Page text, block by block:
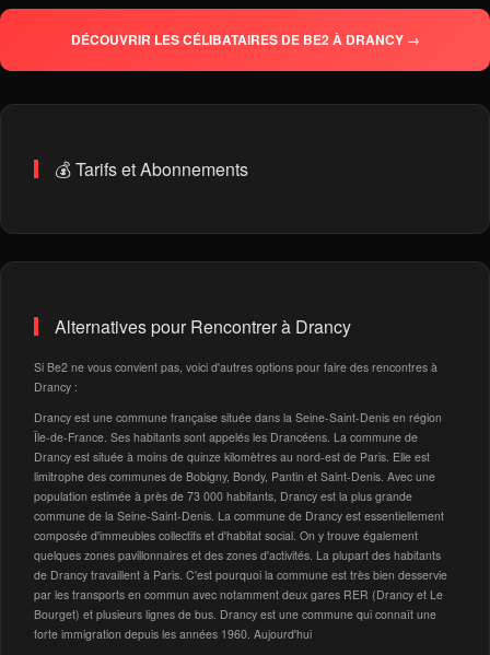
DÉCOUVRIR LES CÉLIBATAIRES DE BE2 À DRANCY →
💰 Tarifs et Abonnements
Alternatives pour Rencontrer à Drancy
Si Be2 ne vous convient pas, voici d'autres options pour faire des rencontres à
Drancy :
Drancy est une commune française située dans la Seine-Saint-Denis en région
Île-de-France. Ses habitants sont appelés les Drancéens. La commune de
Drancy est située à moins de quinze kilomètres au nord-est de Paris. Elle est
limitrophe des communes de Bobigny, Bondy, Pantin et Saint-Denis. Avec une
population estimée à près de 73 000 habitants, Drancy est la plus grande
commune de la Seine-Saint-Denis. La commune de Drancy est essentiellement
composée d'immeubles collectifs et d'habitat social. On y trouve également
quelques zones pavillonnaires et des zones d'activités. La plupart des habitants
de Drancy travaillent à Paris. C'est pourquoi la commune est très bien desservie
par les transports en commun avec notamment deux gares RER (Drancy et Le
Bourget) et plusieurs lignes de bus. Drancy est une commune qui connaît une
forte immigration depuis les années 1960. Aujourd'hui